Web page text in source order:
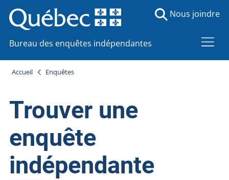
Bureau des enquêtes indépendantes
Nous joindre
Accueil Enquêtes
Trouver une
enquête
indépendante